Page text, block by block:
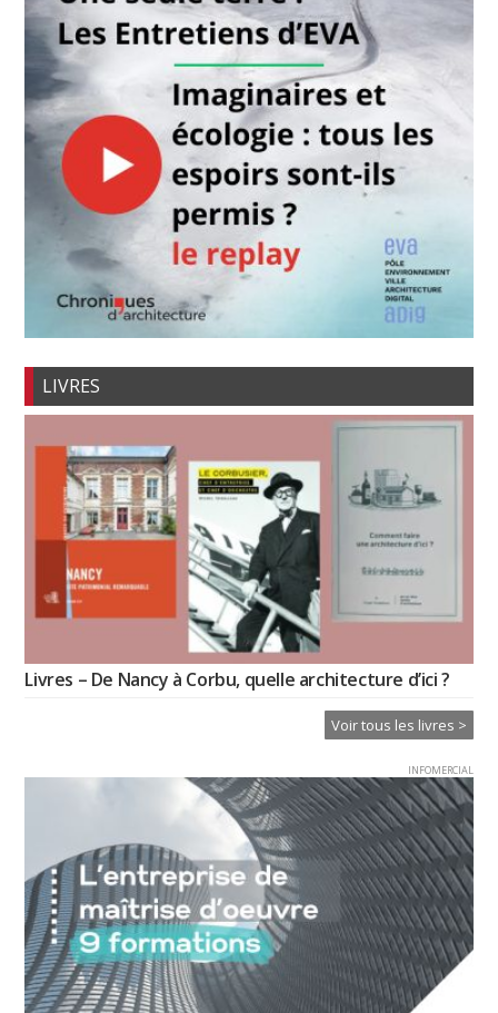
LIVRES
Livres – De Nancy à Corbu, quelle architecture d’ici ?
Voir tous les livres >
INFOMERCIAL